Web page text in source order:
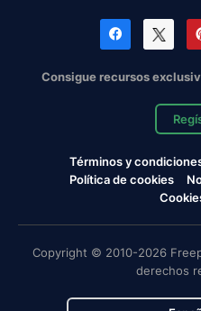
Consigue recursos
Términos y
Política de cookies
Copyright © 2010-2026
derechos